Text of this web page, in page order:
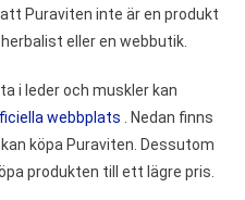
Puraviten inte är en produkt
eller en webbutik.
i leder och muskler kan
webbplats . Nedan finns
köpa Puraviten. Dessutom
produkten till ett lägre pris.